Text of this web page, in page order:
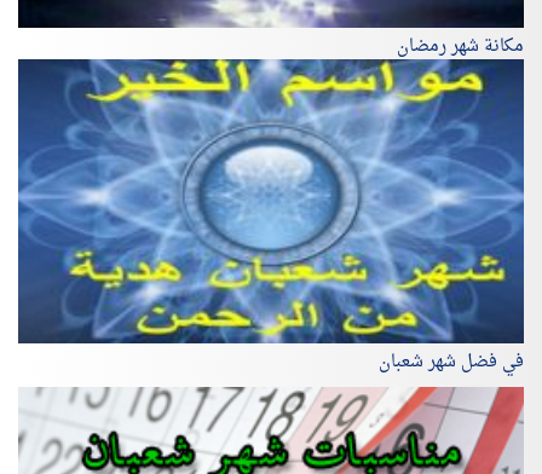
مكانة شهر رمضان
في فضل شهر شعبان